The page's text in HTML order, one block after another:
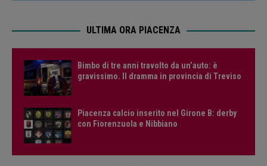
ULTIMA ORA PIACENZA
Bimbo di tre anni travolto da un’auto: è
gravissimo. Il dramma in provincia di Treviso
Piacenza calcio inserito nel Girone B: derby
con Fiorenzuola e Nibbiano